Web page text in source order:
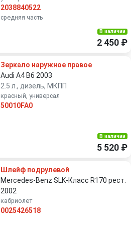
2038840522
средняя часть
В наличии
2 450 ₽
Зеркало наружное правое
Audi A4 B6 2003
2.5 л., дизель, МКПП
красный, универсал
50010FA0
В наличии
5 520 ₽
Шлейф подрулевой
Mercedes-Benz SLK-Класс R170 рест.
2002
кабриолет
0025426518